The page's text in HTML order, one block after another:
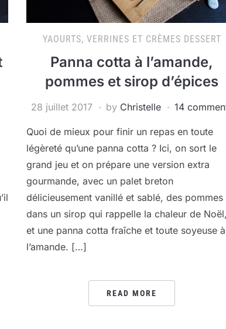
YAOURTS, VERRINES ET CRÈMES DESSERT
Panna cotta à l’amande,
pommes et sirop d’épices
28 juillet 2017 by Christelle 14
Quoi de mieux pour finir un repas en toute
légèreté qu’une panna cotta ? Ici, on sort le
grand jeu et on prépare une version extra
gourmande, avec un palet breton
délicieusement vanillé et sablé, des pommes
dans un sirop qui rappelle la chaleur de Noël,
et une panna cotta fraîche et toute soyeuse à
l’amande. […]
READ MORE